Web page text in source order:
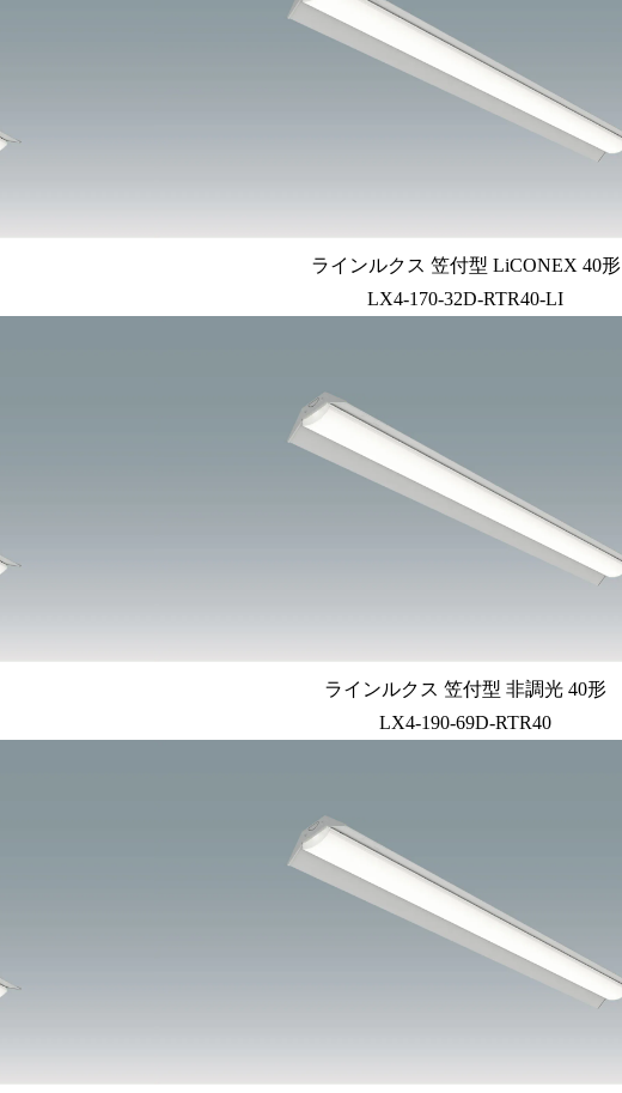
ラインルクス 笠付型 LiCONEX 40形
LX4-170-32D-RTR40-LI
ラインルクス 笠付型 非調光 40形
LX4-190-69D-RTR40